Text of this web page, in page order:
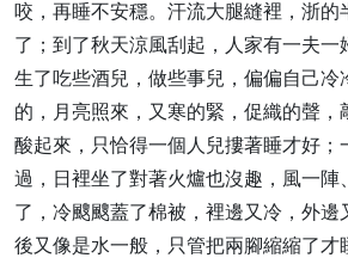
咬，再睡不安穩。汗流大腿縫裡，浙的
了；到了秋天涼風刮起，人家有一夫一
生了吃些酒兒，做些事兒，偏偏自己冷
的，月亮照來，又寒的緊，促織的聲，
酸起來，只恰得一個人兒摟著睡才好；
過，日裡坐了對著火爐也沒趣，風一陣
了，冷颼颼蓋了棉被，裡邊又冷，外邊
後又像是水一般，只管把兩腳縮縮了才